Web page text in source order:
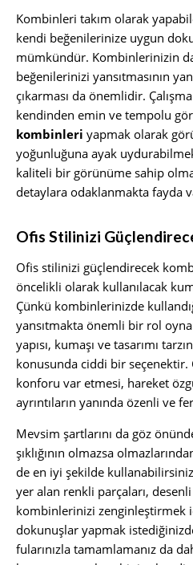
Kombinleri takım olarak
kendi beğenilerinize uygun
mümkündür. Kombinlerinizin
beğenilerinizi yansıtmasının
çıkarması da önemlidir.
kendinden emin ve tempolu
kombinleri yapmak olarak
yoğunluğuna ayak
kaliteli bir görünüme sahip
detaylara odaklanmakta fayda
Ofis Stilinizi
Ofis stilinizi güçlendirecek
öncelikli olarak kullanılacak
Çünkü kombinlerinizde
yansıtmakta önemli bir rol
yapısı, kumaşı ve tasarımı
konusunda ciddi bir seçenektir.
konforu var etmesi, hareket
ayrıntıların yanında özenli ve
Mevsim şartlarını da göz
şıklığının olmazsa
de en iyi şekilde
yer alan renkli parçaları,
kombinlerinizi zenginleştirmek
dokunuşlar yapmak
fularınızla tamamlamanız da